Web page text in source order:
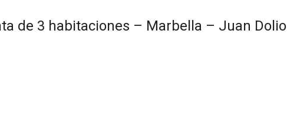
de 3 habitaciones – Marbella – Juan Dolio